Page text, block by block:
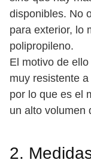
disponibles. No
para exterior, lo
polipropileno.
El motivo de
muy resistente
por lo que es el
un alto volumen
2.